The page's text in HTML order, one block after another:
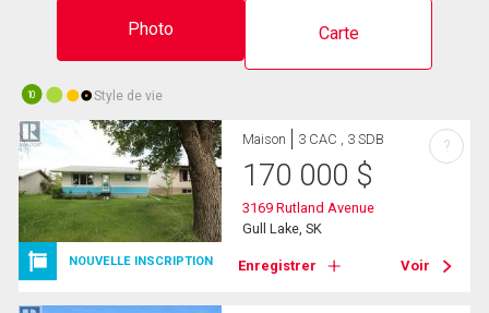
Photo Carte
10 Style de vie
NOUVELLE INSCRIPTION
Maison 3 CAC , 3 SDB
170 000 $
3169 Rutland Avenue
Gull Lake, SK
Enregistrer Voir
?